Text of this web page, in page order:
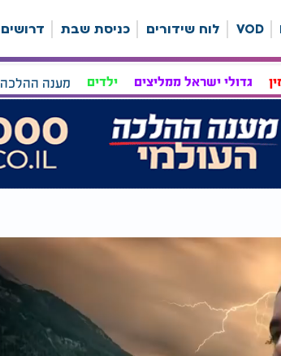
VOD לוח שידורים כניסת שבת דרושים
גדולי ישראל ממליצים ילדים מענה ההלכה